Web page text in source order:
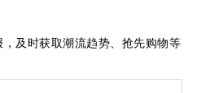
及时获取潮流趋势、抢先购物等